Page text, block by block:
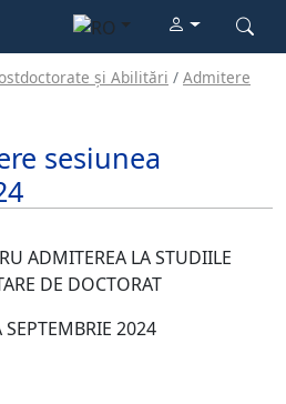
și Abilitări
Admitere
sesiunea
ADMITEREA LA STUDIILE
DE DOCTORAT
SEPTEMBRIE 2024